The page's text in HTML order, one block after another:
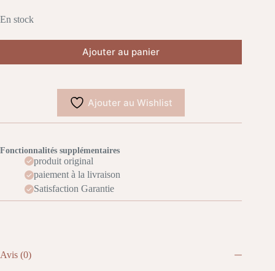
En stock
Ajouter au panier
Ajouter au Wishlist
Fonctionnalités supplémentaires
produit original
paiement à la livraison
Satisfaction Garantie
Avis (0)